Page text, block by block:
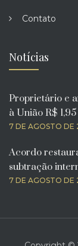
Contato
Notícias
Proprietário e
à União R$
7 DE AGOSTO DE
Acordo
subtração
7 DE AGOSTO DE